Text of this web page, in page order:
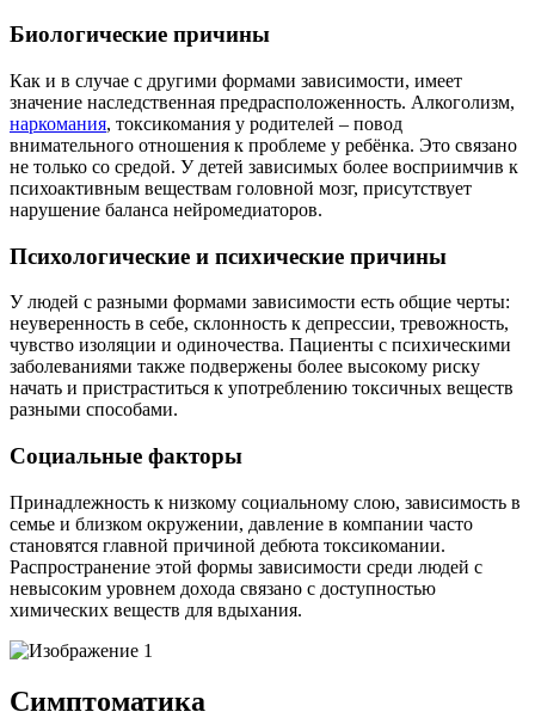
Биологические причины
Как и в случае с другими формами зависимости, имеет
значение наследственная предрасположенность. Алкоголизм,
наркомания, токсикомания у родителей – повод
внимательного отношения к проблеме у ребёнка. Это связано
не только со средой. У детей зависимых более восприимчив к
психоактивным веществам головной мозг, присутствует
нарушение баланса нейромедиаторов.
Психологические и психические причины
У людей с разными формами зависимости есть общие черты:
неуверенность в себе, склонность к депрессии, тревожность,
чувство изоляции и одиночества. Пациенты с психическими
заболеваниями также подвержены более высокому риску
начать и пристраститься к употреблению токсичных веществ
разными способами.
Социальные факторы
Принадлежность к низкому социальному слою, зависимость в
семье и близком окружении, давление в компании часто
становятся главной причиной дебюта токсикомании.
Распространение этой формы зависимости среди людей с
невысоким уровнем дохода связано с доступностью
химических веществ для вдыхания.
Симптоматика